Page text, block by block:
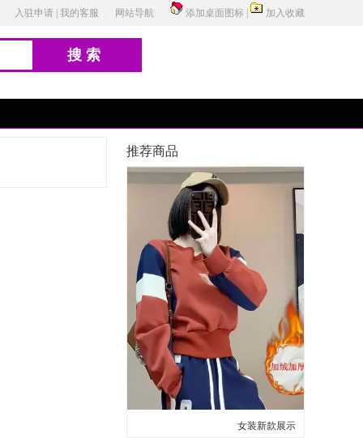
入驻申请 我的客服 网站导航 添加桌面图标 加入收藏
搜索
推荐商品
女装新款展示